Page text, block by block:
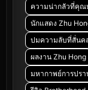
ความน่ากลัวที่คุ
นักแสดง Zhu
ปมความลับที่สั่นค
ผลงาน Zhu Hong
มหากาพย์การปร